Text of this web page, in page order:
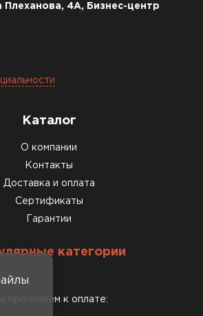
Плеханова, 4А, Бизнес-центр
Каталог
О компании
Контакты
Доставка и оплата
Сертификаты
Гарантии
категории
принимаем к оплате: